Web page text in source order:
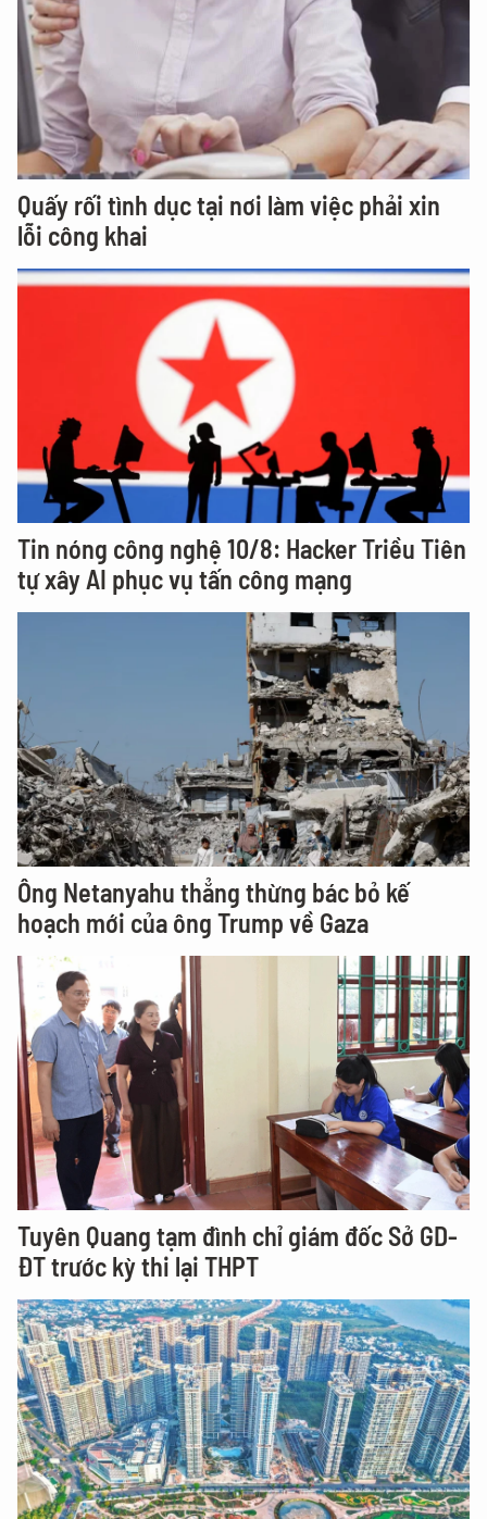
Quấy rối tình dục tại nơi làm việc phải xin
lỗi công khai
Tin nóng công nghệ 10/8: Hacker Triều Tiên
tự xây AI phục vụ tấn công mạng
Ông Netanyahu thẳng thừng bác bỏ kế
hoạch mới của ông Trump về Gaza
Tuyên Quang tạm đình chỉ giám đốc Sở GD-
ĐT trước kỳ thi lại THPT